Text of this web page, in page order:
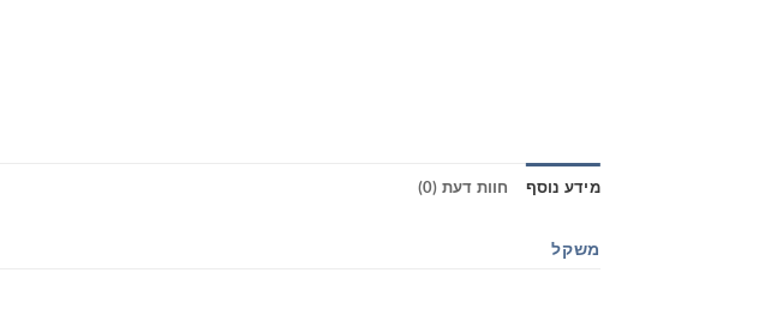
מידע נוסף חוות דעת (0)
משקל